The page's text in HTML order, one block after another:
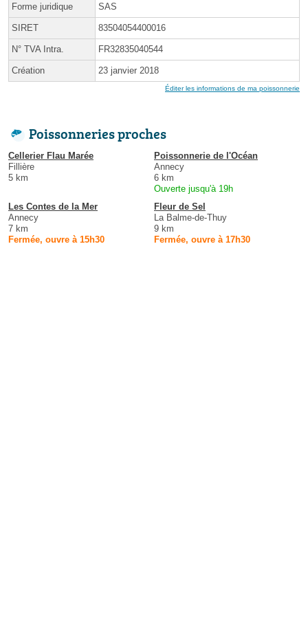
Forme juridique SAS
SIRET 83504054400016
N° TVA Intra. FR32835040544
Création 23 janvier 2018
Éditer les informations de ma poissonnerie
Poissonneries proches
Cellerier Flau Marée
Fillière
5 km
Poissonnerie de l'Océan
Annecy
6 km
Ouverte jusqu'à 19h
Les Contes de la Mer
Annecy
7 km
Fermée, ouvre à 15h30
Fleur de Sel
La Balme-de-Thuy
9 km
Fermée, ouvre à 17h30